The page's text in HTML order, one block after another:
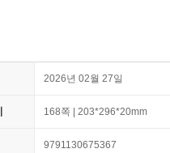
2026년 02월 27일
168쪽 | 203*296*20mm
9791130675367